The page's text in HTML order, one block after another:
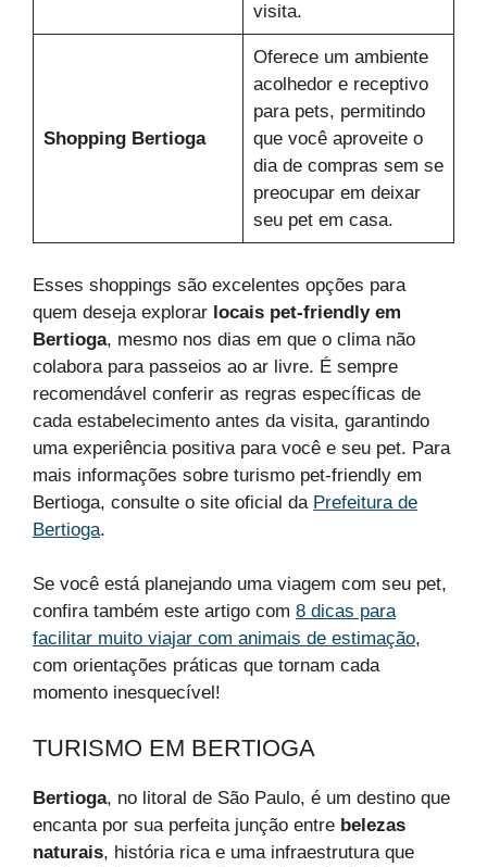
visita.
Shopping Bertioga
Oferece um ambiente
acolhedor e receptivo
para pets, permitindo
que você aproveite o
dia de compras sem se
preocupar em deixar
seu pet em casa.
Esses shoppings são excelentes opções para
quem deseja explorar locais pet-friendly em
Bertioga, mesmo nos dias em que o clima não
colabora para passeios ao ar livre. É sempre
recomendável conferir as regras específicas de
cada estabelecimento antes da visita, garantindo
uma experiência positiva para você e seu pet. Para
mais informações sobre turismo pet-friendly em
Bertioga, consulte o site oficial da Prefeitura de
Bertioga.
Se você está planejando uma viagem com seu pet,
confira também este artigo com 8 dicas para
facilitar muito viajar com animais de estimação,
com orientações práticas que tornam cada
momento inesquecível!
TURISMO EM BERTIOGA
Bertioga, no litoral de São Paulo, é um destino que
encanta por sua perfeita junção entre belezas
naturais, história rica e uma infraestrutura que